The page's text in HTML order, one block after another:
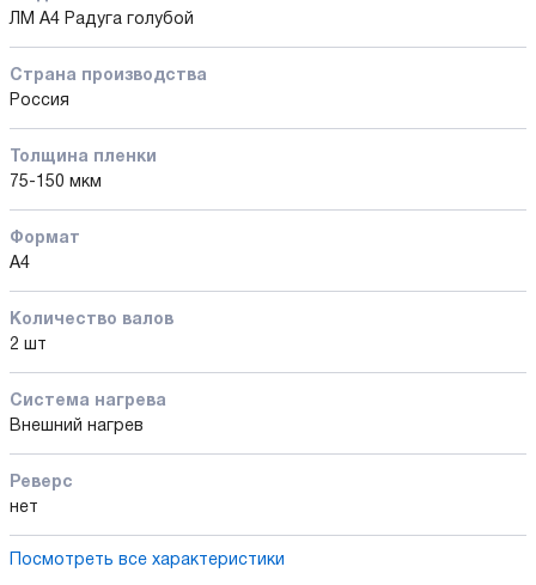
ЛМ A4 Радуга голубой
Страна производства
Россия
Толщина пленки
75-150 мкм
Формат
A4
Количество валов
2 шт
Cистема нагрева
Внешний нагрев
Реверс
нет
Посмотреть все характеристики